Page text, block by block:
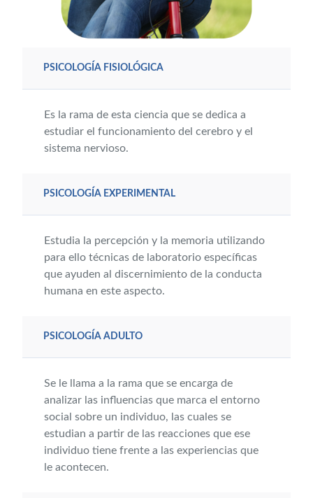
PSICOLOGÍA FISIOLÓGICA
Es la rama de esta ciencia que se dedica a
estudiar el funcionamiento del cerebro y el
sistema nervioso.
PSICOLOGÍA EXPERIMENTAL
Estudia la percepción y la memoria utilizando
para ello técnicas de laboratorio específicas
que ayuden al discernimiento de la conducta
humana en este aspecto.
PSICOLOGÍA ADULTO
Se le llama a la rama que se encarga de
analizar las influencias que marca el entorno
social sobre un individuo, las cuales se
estudian a partir de las reacciones que ese
individuo tiene frente a las experiencias que
le acontecen.